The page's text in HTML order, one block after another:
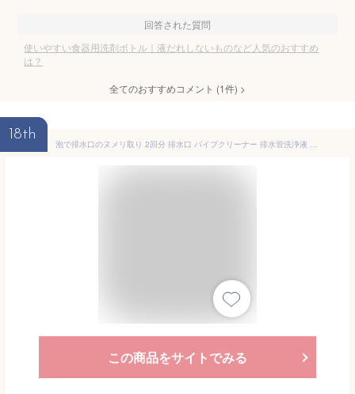
回答された質問
使いやすい食器用洗剤ボトル｜液だれしないものなど人気のおすすめ
は？
全てのおすすめコメント (1件) >
18th
泡で排水口のヌメリ取り 2回分 排水口 パイプクリーナー 排水管洗浄液 排水管 洗浄 洗浄液 洗剤 台所 シンク 洗面台 お風呂 キッチン用 流し台 臭い ヌメリ 排水パイプ パイプ 悪臭 カット
この商品をサイトでみる